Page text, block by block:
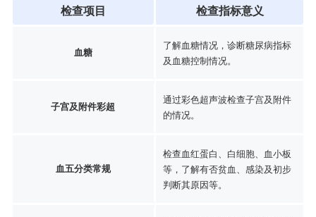
检查项目 检查指标意义
血糖
了解血糖情况，诊断糖尿病指标
及血糖控制情况。
子宫及附件彩超
通过彩色超声波检查子宫及附件
的情况。
血五分类常规
检查血红蛋白、白细胞、血小板
等，了解有否贫血、感染及初步
判断其原因等。